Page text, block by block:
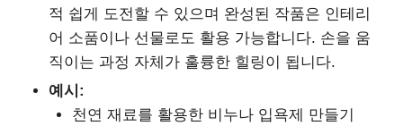
적 쉽게 도전할 수 있으며 완성된 작품은 인테리
어 소품이나 선물로도 활용 가능합니다. 손을 움
직이는 과정 자체가 훌륭한 힐링이 됩니다.
예시:
천연 재료를 활용한 비누나 입욕제 만들기